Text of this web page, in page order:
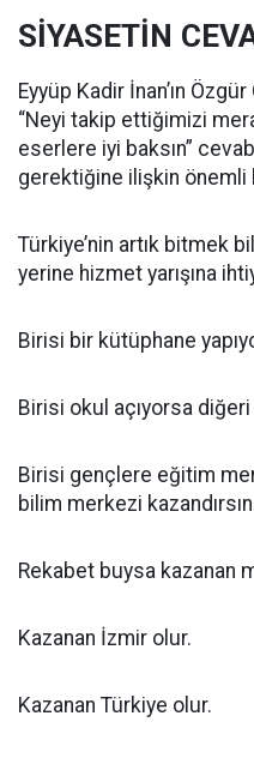
SİYASETİN
Eyyüp Kadir İnan’ın
“Neyi takip ettiğimizi
eserlere iyi baksın”
gerektiğine ilişkin önemli
Türkiye’nin artık bitmek
yerine hizmet yarışına
Birisi bir kütüphane
Birisi okul açıyorsa diğeri
Birisi gençlere eğitim
bilim merkezi
Rekabet buysa kazanan
Kazanan İzmir olur.
Kazanan Türkiye olur.